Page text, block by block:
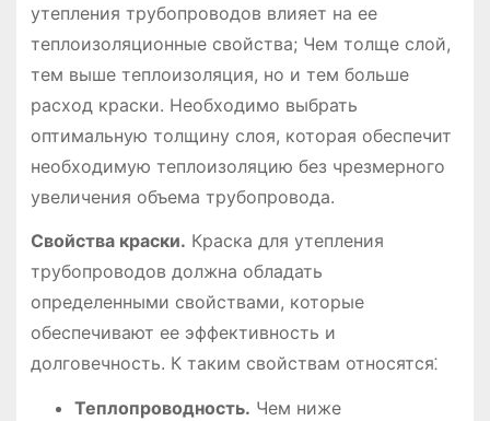
утепления трубопроводов влияет на ее
теплоизоляционные свойства; Чем толще слой,
тем выше теплоизоляция, но и тем больше
расход краски. Необходимо выбрать
оптимальную толщину слоя, которая обеспечит
необходимую теплоизоляцию без чрезмерного
увеличения объема трубопровода.
Свойства краски. Краска для утепления
трубопроводов должна обладать
определенными свойствами, которые
обеспечивают ее эффективность и
долговечность. К таким свойствам относятся⁚
Теплопроводность. Чем ниже